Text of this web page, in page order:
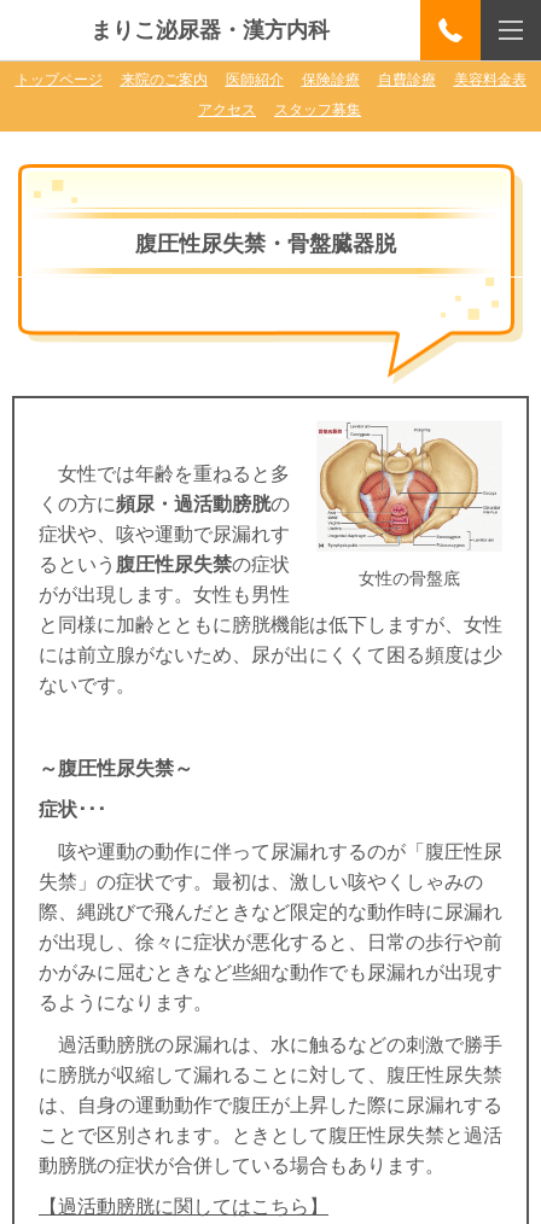
まりこ泌尿器・漢方内科
トップページ 来院のご案内 医師紹介 保険診療 自費診療
美容料金表
アクセス
スタッフ募集
腹圧性尿失禁・骨盤臓器脱
女性の骨盤底
女性では年齢を重ねると多
くの方に頻尿・過活動膀胱の
症状や、咳や運動で尿漏れす
るという 腹圧性尿失禁の症状
がが出現します。 女性も男性
と同様に加齢とともに膀胱機能は低下しますが、 女性
には前立腺がないため、尿が出にくくて困る頻度は少
ないです。
～腹圧性尿失禁～
症状･･･
咳や運動の動作に伴って尿漏れするのが「 腹圧性尿
失禁」の症状です。最初は、激しい咳やくしゃみの
際、縄跳びで飛んだときなど限定的な動作時に尿漏れ
が出現し、徐々に症状が悪化すると、日常の歩行や前
かがみに屈むときなど些細な動作でも尿漏れが出現す
るようになります。
過活動膀胱の尿漏れは、水に触るなどの刺激で勝手
に膀胱が収縮して漏れることに対して、腹圧性尿失禁
は、自身の運動動作で腹圧が上昇した際に尿漏れする
ことで区別されます。ときとして腹圧性尿失禁と過活
動膀胱の症状が合併している場合もあります。
【過活動膀胱に関してはこちら】